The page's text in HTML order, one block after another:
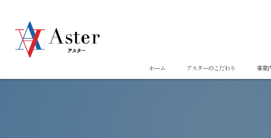
ホーム アスターのこだわり 事業